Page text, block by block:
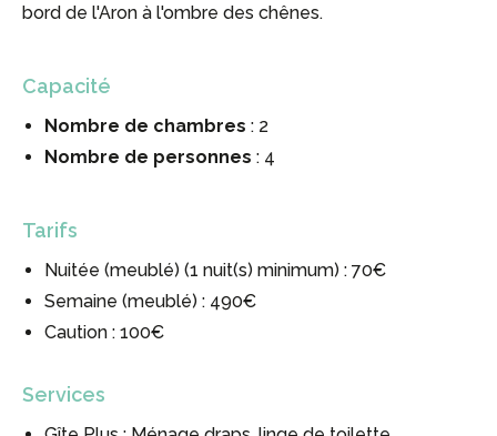
bord de l'Aron à l'ombre des chênes.
Capacité
Nombre de chambres : 2
Nombre de personnes : 4
Tarifs
Nuitée (meublé) (1 nuit(s) minimum) : 70€
Semaine (meublé) : 490€
Caution : 100€
Services